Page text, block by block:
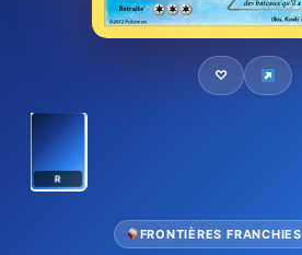
♡
R
FRONTIÈRES FRANCHIES